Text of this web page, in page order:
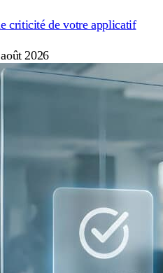
criticité de votre applicatif
2026